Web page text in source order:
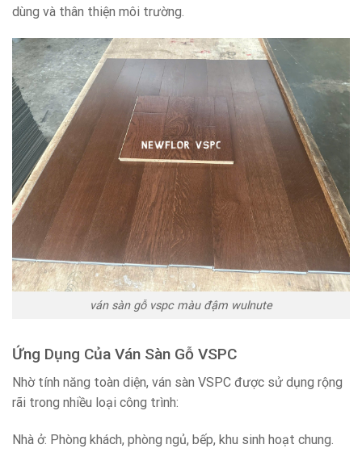
dùng và thân thiện môi trường.
ván sàn gỗ vspc màu đậm wulnute
Ứng Dụng Của Ván Sàn Gỗ VSPC
Nhờ tính năng toàn diện, ván sàn VSPC được sử dụng rộng
rãi trong nhiều loại công trình:
Nhà ở: Phòng khách, phòng ngủ, bếp, khu sinh hoạt chung.